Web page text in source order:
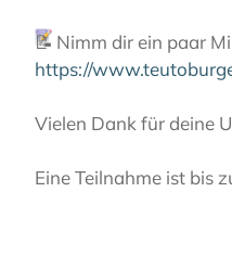
📝 Nimm dir ein paar
https://
Vielen Dank für deine
Eine Teilnahme ist bis